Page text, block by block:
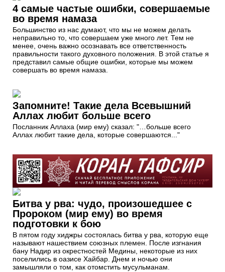
4 самые частые ошибки, совершаемые
во время намаза
Большинство из нас думают, что мы не можем делать
неправильно то, что совершаем уже много лет. Тем не
менее, очень важно осознавать все ответственность
правильности такого духовного положения. В этой статье я
представил самые общие ошибки, которые мы можем
совершать во время намаза.
Запомните! Такие дела Всевышний
Аллах любит больше всего
Посланник Аллаха (мир ему) сказал: "…больше всего
Аллах любит такие дела, которые совершаются..."
Битва у рва: чудо, произошедшее с
Пророком (мир ему) во время
подготовки к бою
В пятом году хиджры состоялась битва у рва, которую еще
называют нашествием союзных племен. После изгнания
бану Надир из окрестностей Медины, некоторые из них
поселились в оазисе Хайбар. Днем и ночью они
замышляли о том, как отомстить мусульманам.